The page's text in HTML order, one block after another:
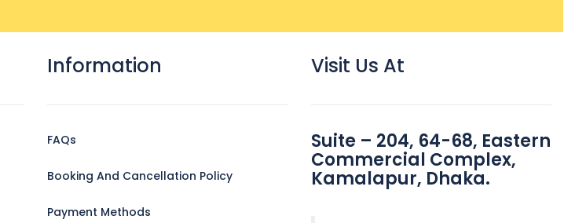
Information
FAQs
Booking And Cancellation Policy
Payment Methods
Visit Us At
Suite – 204, 64-68, Eastern
Commercial Complex,
Kamalapur, Dhaka.